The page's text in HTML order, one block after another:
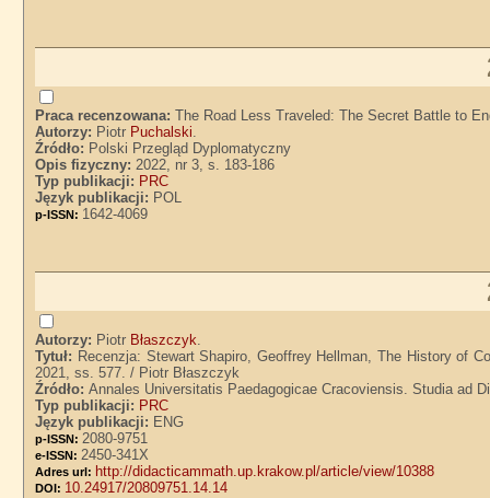
Praca recenzowana:The Road Less Traveled: The Secret Battle to
Autorzy: Piotr Puchalski.
Źródło: Polski Przegląd Dyplomatyczny
Opis fizyczny:2022, nr 3, s. 183-186
Typ publikacji: PRC
Język publikacji: POL
p-ISSN: 1642-4069
Autorzy: Piotr Błaszczyk.
Tytuł: Recenzja: Stewart Shapiro, Geoffrey Hellman, The History of
2021, ss. 577. / Piotr Błaszczyk
Źródło:Annales Universitatis Paedagogicae Cracoviensis. Studia ad
Typ publikacji: PRC
Język publikacji: ENG
p-ISSN: 2080-9751
e-ISSN: 2450-341X
Adres url: http://didacticammath.up.krakow.pl/article/view/10388
DOI: 10.24917/20809751.14.14